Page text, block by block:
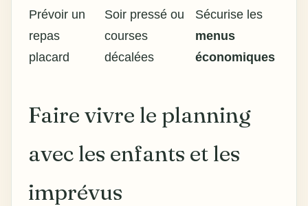
Prévoir un
repas
placard
Soir pressé ou
courses
décalées
Sécurise les
menus
économiques
Faire vivre le planning
avec les enfants et les
imprévus